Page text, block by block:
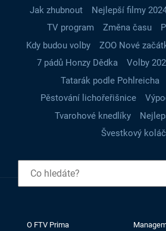
Jak zhubnout Nejlepší filmy
TV program
Změna času
Kdy budou volby
ZOO Nové
7 pádů Honzy Dědka
Volby
Tatarák podle Pohlreicha
Pěstování lichořeřišnice
Tvarohové knedlíky
Švestkový koláč
O FTV Prima